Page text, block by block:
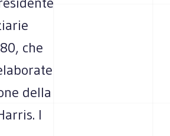
che
della
I